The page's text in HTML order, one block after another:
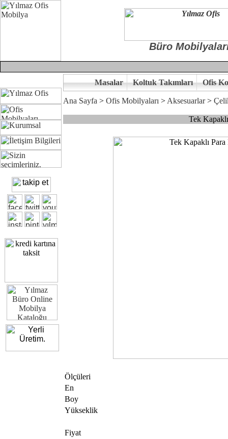
Büro
Çünkü sitemizde bulunan seçkin ürünler ile hayal ettiğiniz özgün
Masalar Koltuk Takımları Ofis
Ana Sayfa > Ofis Mobilyaları > Aksesuarlar>
Tek
Ölçüleri
En
Boy
Yükseklik
Fiyat